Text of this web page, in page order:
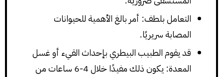
التعامل بلطف: أمر بالغ الأهمية للحيوانات
المصابة سريريًا.
قد يقوم الطبيب البيطري بإحداث القيء أو غسل
المعدة: يكون ذلك مفيدًا خلال 4-6 ساعات من